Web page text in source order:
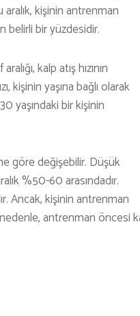
aralık, kişinin antrenman
belirli bir yüzdesidir.
kalp atış hızının
kişinin yaşına bağlı olarak
yaşındaki bir kişinin
göre değişebilir. Düşük
%50-60 arasındadır.
Ancak, kişinin antrenman
antrenman öncesi